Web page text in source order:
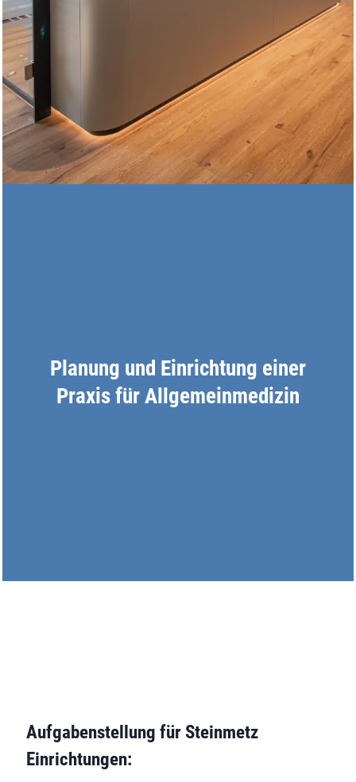
Planung und Einrichtung einer
Praxis für Allgemeinmedizin
Aufgabenstellung für Steinmetz
Einrichtungen: